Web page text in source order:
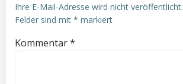
Ihre E-Mail-Adresse wird nicht veröffentlicht.
Felder sind mit * markiert
Kommentar*